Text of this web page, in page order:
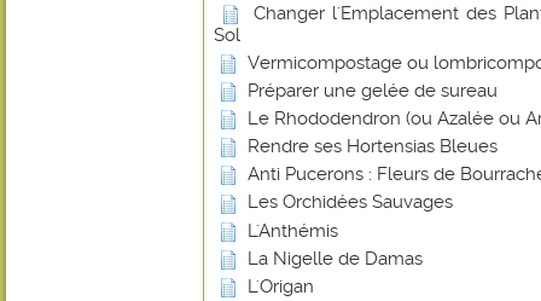
Changer l'Emplacement des
Sol
Vermicompostage ou
Préparer une gelée de sureau
Le Rhododendron (ou Azalée ou
Rendre ses Hortensias Bleues
Anti Pucerons : Fleurs de
Les Orchidées Sauvages
L'Anthémis
La Nigelle de Damas
L'Origan